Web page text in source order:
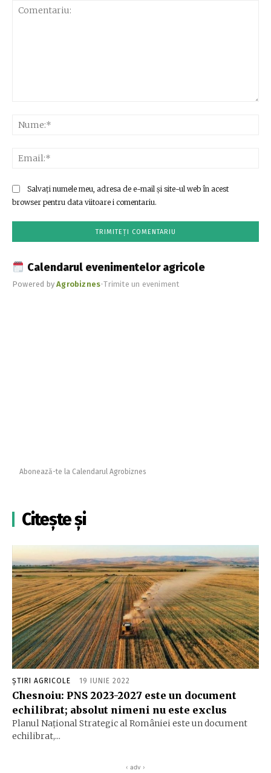
Salvați numele meu, adresa de e-mail și site-ul web în acest
browser pentru data viitoare i comentariu.
Calendarul evenimentelor agricole
Powered byAgrobiznes•Trimite un eveniment
Abonează-te la Calendarul Agrobiznes
Citește și
ȘTIRI AGRICOLE 19 IUNIE 2022
Chesnoiu: PNS 2023-2027 este un document
echilibrat; absolut nimeni nu este exclus
Planul Naţional Strategic al României este un document
echilibrat,...
‹ adv ›